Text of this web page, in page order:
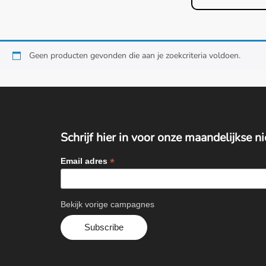
Geen producten gevonden die aan je zoekcriteria voldoen.
Schrijf hier in voor onze maandelijkse
Email adres *
Bekijk vorige campagnes